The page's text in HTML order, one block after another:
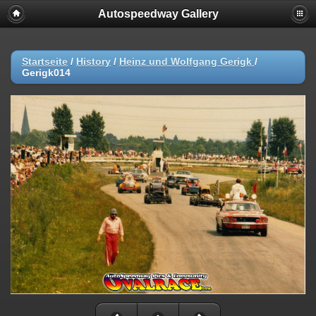
Autospeedway Gallery
Startseite / History / Heinz und Wolfgang Gerigk /
Gerigk014